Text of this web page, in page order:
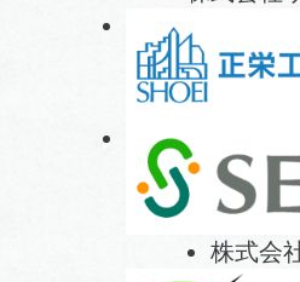
株式会